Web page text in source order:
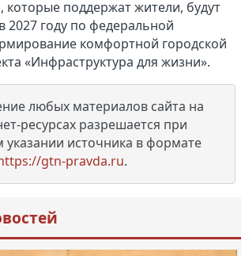
которые поддержат жители, будут
2027 году по федеральной
комфортной городской
«Инфраструктура для жизни».
любых материалов сайта на
ресурсах разрешается при
указании источника в формате
gtn-pravda.ru.